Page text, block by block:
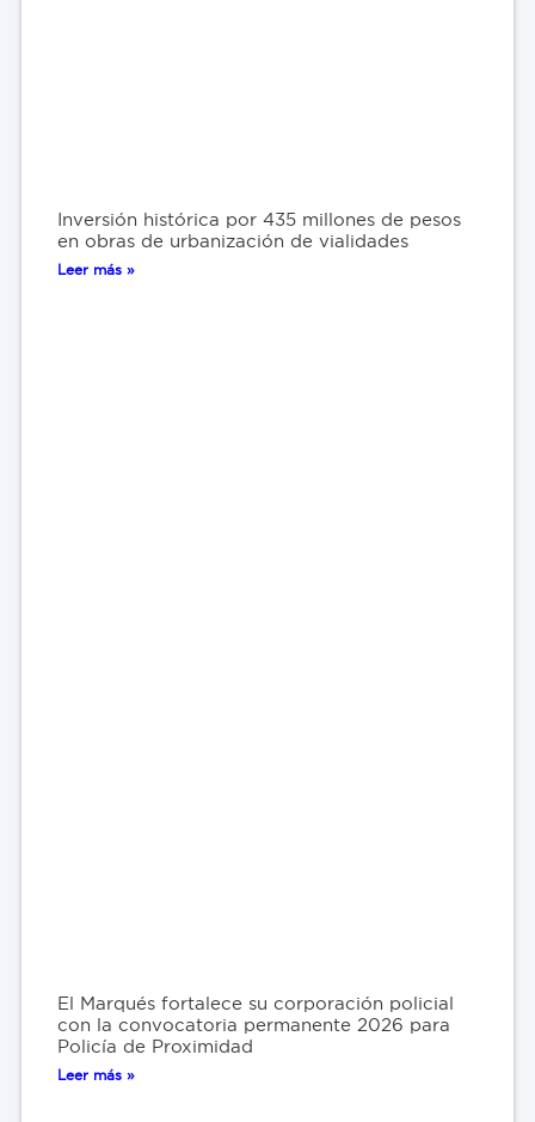
Inversión histórica por 435 millones de pesos
en obras de urbanización de vialidades
Leer más »
El Marqués fortalece su corporación policial
con la convocatoria permanente 2026 para
Policía de Proximidad
Leer más »